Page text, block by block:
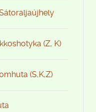
(Z, K)
(S,K,Z)